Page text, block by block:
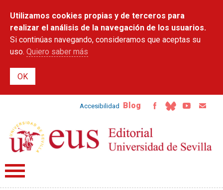
contenido
principal
Utilizamos cookies propias y de terceros para
realizar el análisis de la navegación de los usuarios.
Si continúas navegando, consideramos que aceptas su
uso. Quiero saber más
Accesibilidad Blog